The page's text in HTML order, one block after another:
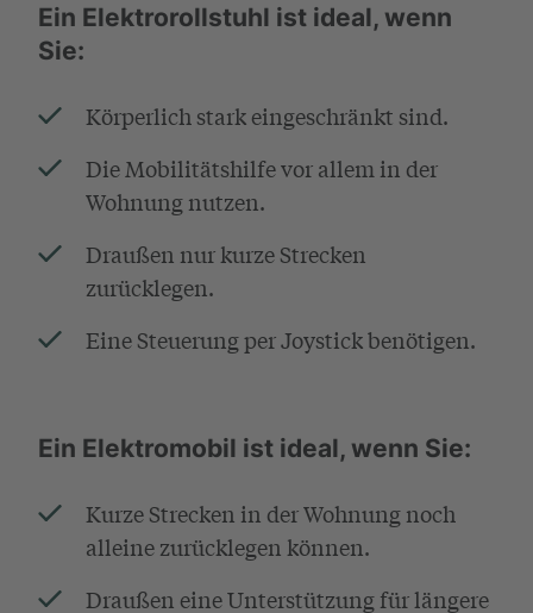
Ein Elektrorollstuhl ist ideal, wenn
Sie:
Körperlich stark eingeschränkt sind.
Die Mobilitätshilfe vor allem in der
Wohnung nutzen.
Draußen nur kurze Strecken
zurücklegen.
Eine Steuerung per Joystick benötigen.
Ein Elektromobil ist ideal, wenn Sie:
Kurze Strecken in der Wohnung noch
alleine zurücklegen können.
Draußen eine Unterstützung für längere